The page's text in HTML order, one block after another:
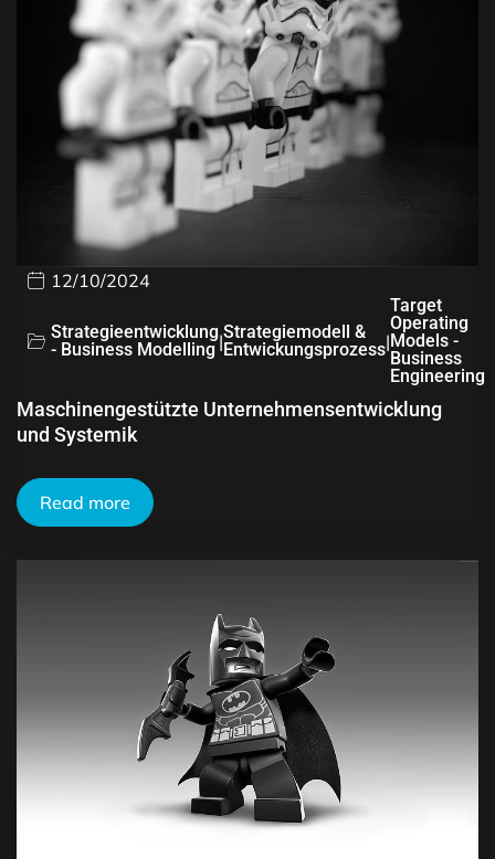
12/10/2024
Strategieentwicklung
- Business Modelling |Strategiemodell &
Entwickungsprozess|
Target
Operating
Models -
Business
Engineering
Maschinengestützte Unternehmensentwicklung
und Systemik
Read more